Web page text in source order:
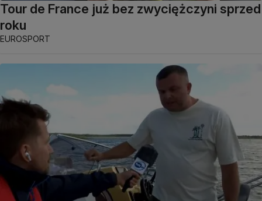
Tour de France już bez zwyciężczyni sprzed
roku
EUROSPORT